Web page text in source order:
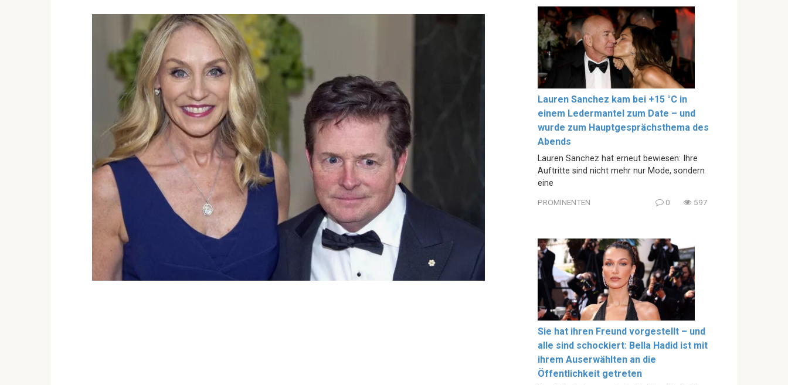
Lauren Sanchez kam bei +15 °C in
einem Ledermantel zum Date – und
wurde zum Hauptgesprächsthema des
Abends
Lauren Sanchez hat erneut bewiesen: Ihre
Auftritte sind nicht mehr nur Mode, sondern
eine
PROMINENTEN 0 597
Sie hat ihren Freund vorgestellt – und
alle sind schockiert: Bella Hadid ist mit
ihrem Auserwählten an die
Öffentlichkeit getreten